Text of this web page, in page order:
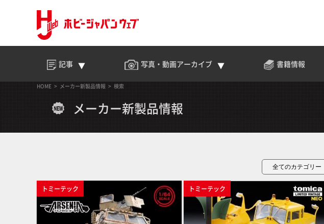
記事 写真・動画アーカイブ 書籍情報
HOME メーカー新製品情報 検索
メーカー新製品情報
トミーテック トミーテック